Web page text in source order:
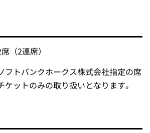
（2連席）
フトバンクホークス株式会社指定の席
ケットのみの取り扱いとなります。